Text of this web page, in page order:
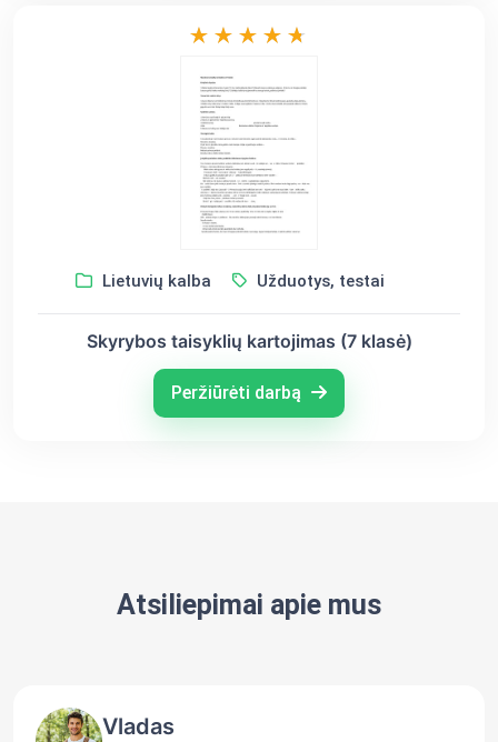
Lietuvių kalba Užduotys, testai
Skyrybos taisyklių kartojimas (7 klasė)
Peržiūrėti darbą
Atsiliepimai apie mus
Vladas